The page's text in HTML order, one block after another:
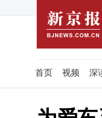
首页 视频 深